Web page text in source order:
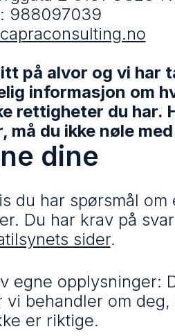
988097039
på alvor og vi har
informasjon om
rettigheter du har.
må du ikke nøle
dine
du har spørsmål
Du har krav på
sider.
egne opplysninger:
behandler om
er riktige.